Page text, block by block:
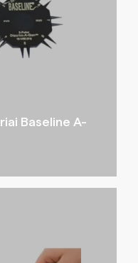
Baseline A-